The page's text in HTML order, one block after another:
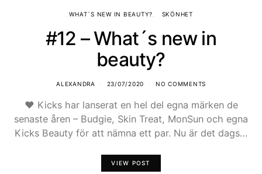
WHAT´S NEW IN BEAUTY? SKÖNHET
#12 – What´s new in
beauty?
ALEXANDRA 23/07/2020 NO COMMENTS
♥ Kicks har lanserat en hel del egna märken de
senaste åren – Budgie, Skin Treat, MonSun och egna
Kicks Beauty för att nämna ett par. Nu är det dags…
VIEW POST